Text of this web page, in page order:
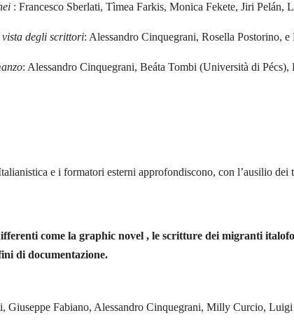
: Francesco Sberlati, Tìmea Farkis, Monica Fekete, Jiri Pelán,
degli scrittori: Alessandro Cinquegrani, Rosella Postorino,
: Alessandro Cinquegrani, Beáta Tombi (Università di
e i formatori esterni approfondiscono, con l’ausilio
come la graphic novel , le scritture dei migranti
di documentazione.
Giuseppe Fabiano, Alessandro Cinquegrani, Milly Curcio,